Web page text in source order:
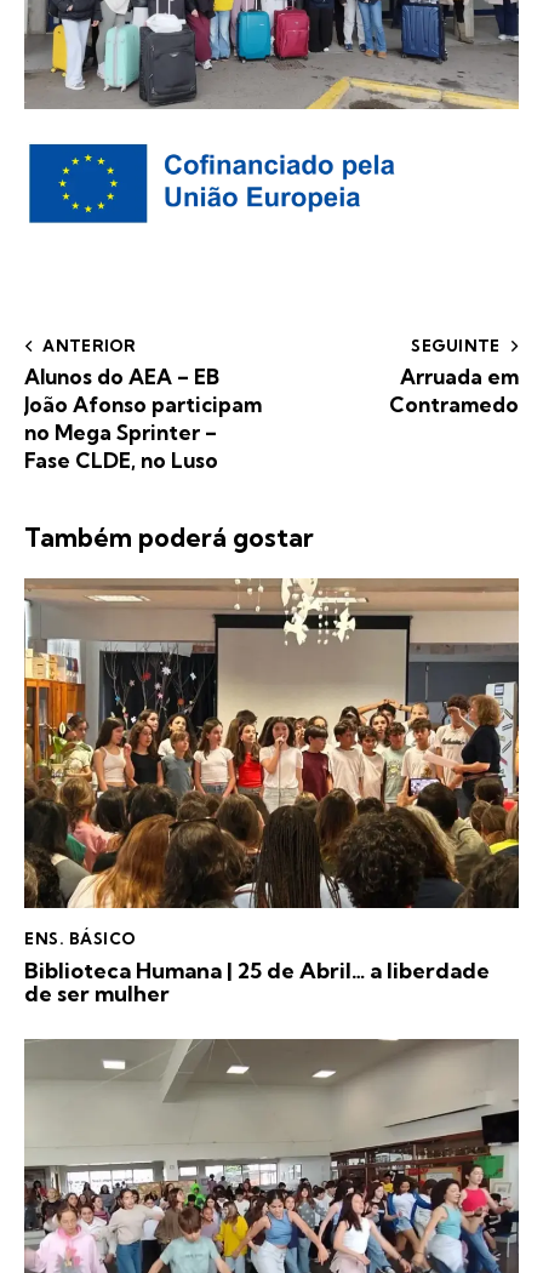
ANTERIOR
Alunos do AEA – EB
João Afonso participam
no Mega Sprinter –
Fase CLDE, no Luso
SEGUINTE
Arruada em
Contramedo
Também poderá gostar
ENS. BÁSICO
Biblioteca Humana | 25 de Abril… a liberdade
de ser mulher